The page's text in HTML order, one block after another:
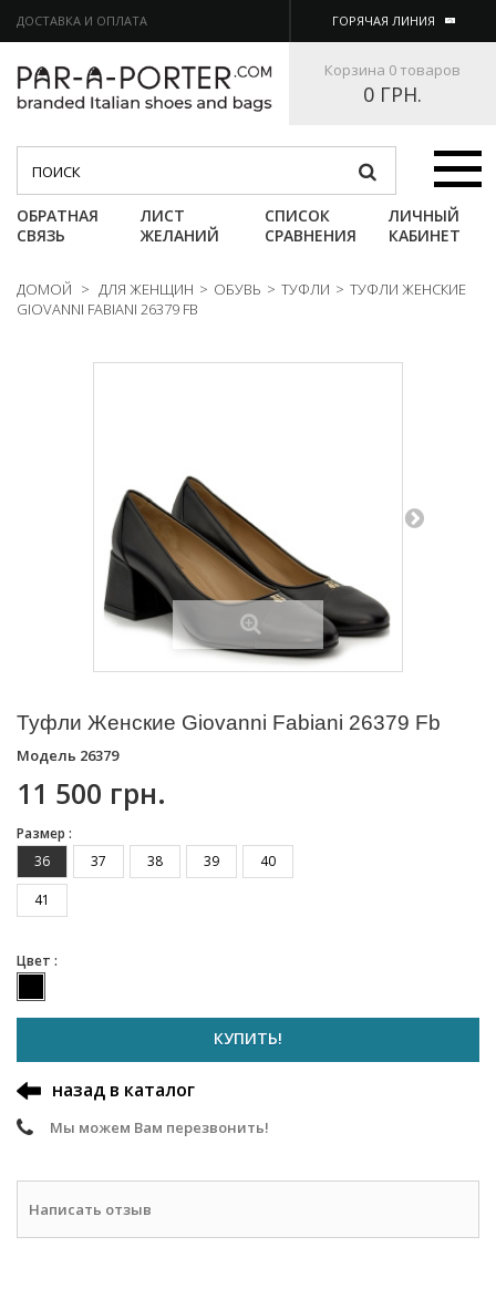
ДОСТАВКА И ОПЛАТА ГОРЯЧАЯ ЛИНИЯ
Корзина 0 товаров
0 ГРН.
Категории
ОБРАТНАЯ
СВЯЗЬ
ЛИСТ
ЖЕЛАНИЙ
СПИСОК
СРАВНЕНИЯ
ЛИЧНЫЙ
КАБИНЕТ
ДОМОЙ > ДЛЯ ЖЕНЩИН > ОБУВЬ > ТУФЛИ > ТУФЛИ ЖЕНСКИЕ
GIOVANNI FABIANI 26379 FB
Туфли Женские Giovanni Fabiani 26379 Fb
Модель 26379
11 500 грн.
Размер :
36
37 38 39 40
41
Цвет :
КУПИТЬ!
назад в каталог
Мы можем Вам перезвонить!
Написать отзыв